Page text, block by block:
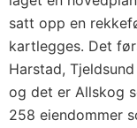
satt opp en
kartlegges. Det
Harstad,
og det er Allskog
258 eiendommer